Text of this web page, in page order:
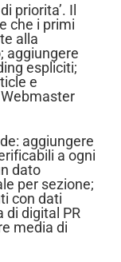
priorita’. Il
che i primi
alla
aggiungere
espliciti;
e
aggiungere
a ogni
dato
per sezione;
con dati
di digital PR
media di